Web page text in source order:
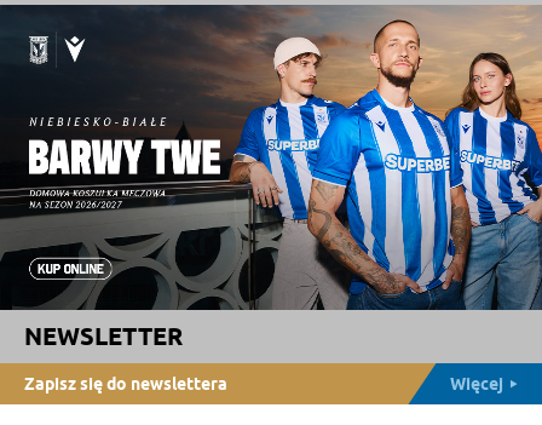
NEWSLETTER
Zapisz się do newslettera Więcej